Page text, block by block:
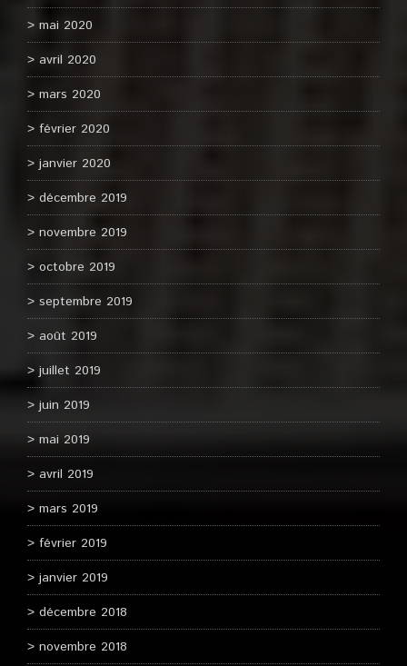
mai 2020
avril 2020
mars 2020
février 2020
janvier 2020
décembre 2019
novembre 2019
octobre 2019
septembre 2019
août 2019
juillet 2019
juin 2019
mai 2019
avril 2019
mars 2019
février 2019
janvier 2019
décembre 2018
novembre 2018